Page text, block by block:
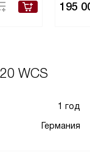
195
WCS
1 год
Германия